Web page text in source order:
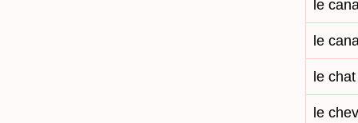
le
le
le chat
le